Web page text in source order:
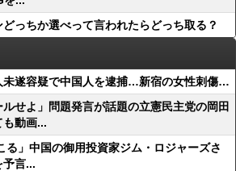
っちか選べって言われたらどっち取る？
未遂容疑で中国人を逮捕…新宿の女性刺傷…
ルせよ」問題発言が話題の立憲民主党の岡田
も動画...
る」中国の御用投資家ジム・ロジャーズさ
予言...